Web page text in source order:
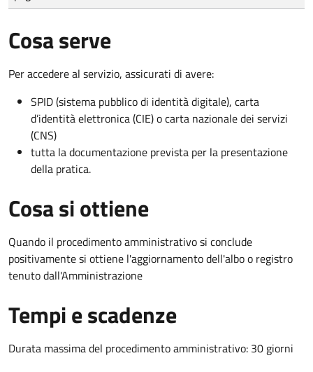
Cosa serve
Per accedere al servizio, assicurati di avere:
SPID (sistema pubblico di identità digitale), carta
d’identità elettronica (CIE) o carta nazionale dei servizi
(CNS)
tutta la documentazione prevista per la presentazione
della pratica.
Cosa si ottiene
Quando il procedimento amministrativo si conclude
positivamente si ottiene l'aggiornamento dell'albo o registro
tenuto dall'Amministrazione
Tempi e scadenze
Durata massima del procedimento amministrativo: 30 giorni